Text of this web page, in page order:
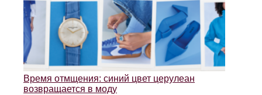
Время отмщения: синий цвет церулеан
возвращается в моду